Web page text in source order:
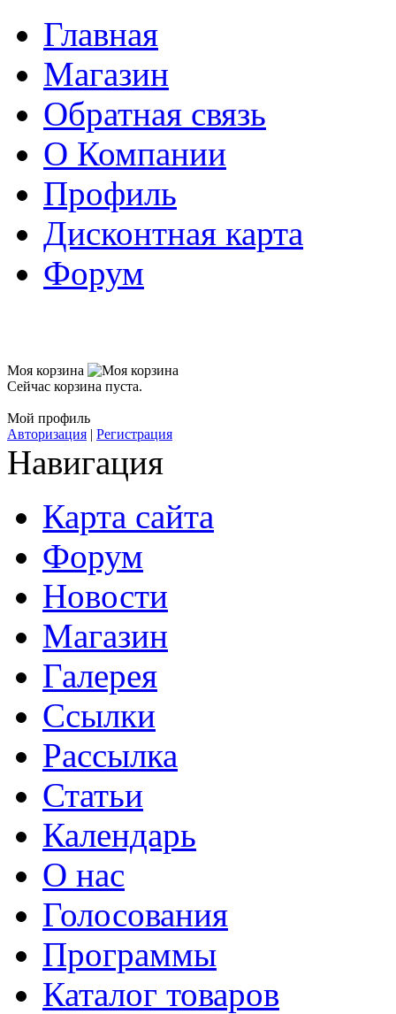
Главная
Магазин
Обратная связь
О Компании
Профиль
Дисконтная карта
Форум
Моя корзина
Сейчас корзина пуста.
Мой профиль
Авторизация | Регистрация
Навигация
Карта сайта
Форум
Новости
Магазин
Галерея
Ссылки
Рассылка
Статьи
Календарь
О нас
Голосования
Программы
Каталог товаров